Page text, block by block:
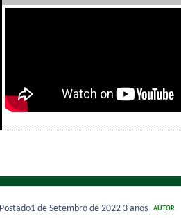
Postado1 de Setembro de 2022 3 anos AUTOR